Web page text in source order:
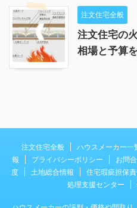
注文住宅全般
注文住宅の
相場と予算
注文住宅全般 ハウスメーカー一
報
プライバシーポリシー お問
度
土地総合情報 住宅瑕疵担保
処理支援センター